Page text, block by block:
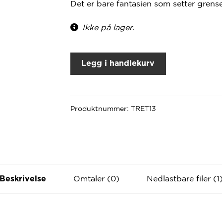
Det er bare fantasien som setter
Ikke på lager.
Legg i handlekurv
Produktnummer: TRET13
Beskrivelse Omtaler (0) Nedlastbare filer